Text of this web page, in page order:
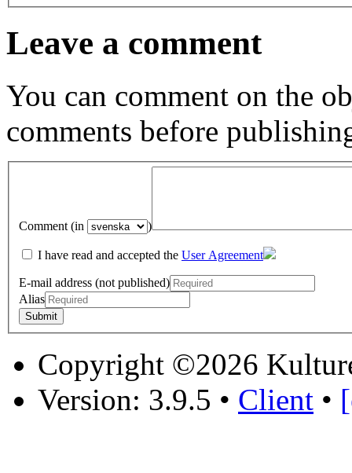
Leave a comment
You can comment on the
comments before
Comment (in )
I have read and accepted the User Agreement
E-mail address (not published)
Alias
Copyright ©2026
Version: 3.9.5 • Client •